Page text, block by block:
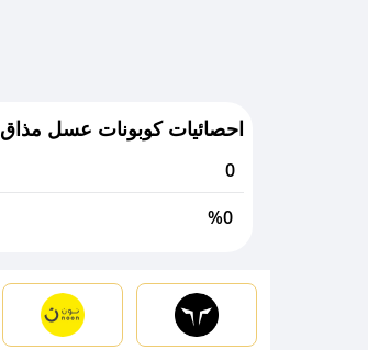
احصائيات كوبونات عسل مذاق
0
%0